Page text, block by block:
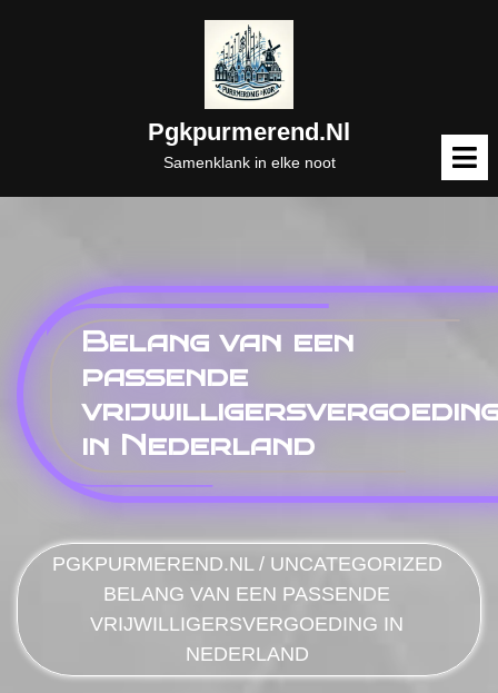
Pgkpurmerend.nl
Samenklank in elke noot
Belang van een
passende
in Nederland
PGKPURMEREND.NL / UNCATEGORIZED
BELANG VAN EEN PASSENDE
VRIJWILLIGERSVERGOEDING IN
NEDERLAND